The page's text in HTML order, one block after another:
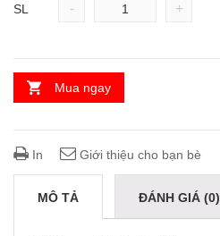
SL - +
Mua ngay
In Giới thiệu cho bạn bè
MÔ TẢ ĐÁNH GIÁ (0)